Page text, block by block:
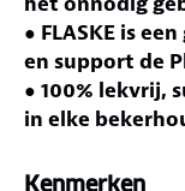
● FLASKE is
en support de
● 100% lekvrij,
in elke
18/8 rvs.
Kenmerken